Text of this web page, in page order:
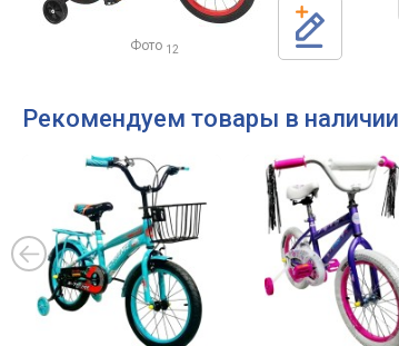
Фото 12
Рекомендуем товары в наличии